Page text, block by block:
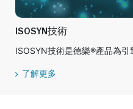
ISOSYN技術
ISOSYN技術是德樂®產品為引
了解更多